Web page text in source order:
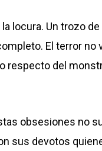
locura. Un trozo
El terror no
respecto del
obsesiones no
sus devotos